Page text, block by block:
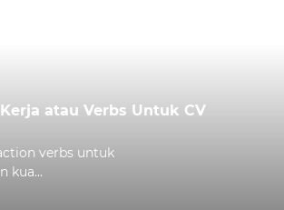
atau Verbs Untuk CV
verbs untuk
kua...